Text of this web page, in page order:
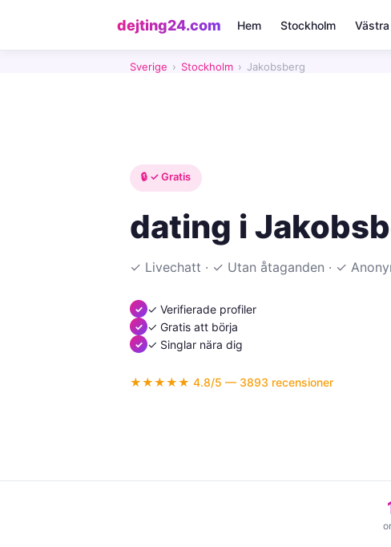
dejting24.com Hem Stockholm
Sverige › Stockholm › Jakobsberg
🔒 ✓ Gratis
dating i
✓ Livechatt · ✓ Utan åtaganden · ✓
✓ Verifierade profiler
✓ Gratis att börja
✓ Singlar nära dig
★★★★★ 4.8/5 — 3893 recensioner